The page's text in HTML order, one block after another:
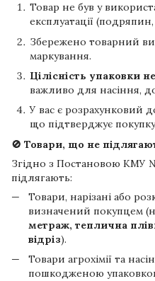
Товар не був у
експлуатації
Збережено товарний
маркування.
Цілісність упаковки
важливо для насіння,
У вас є розрахунковий
що підтверджує
🚫 Товари, що не
Згідно з Постановою КМУ
підлягають:
Товари, нарізані або
визначений покупцем
метраж, теплична
відріз).
Товари агрохімії та
пошкодженою